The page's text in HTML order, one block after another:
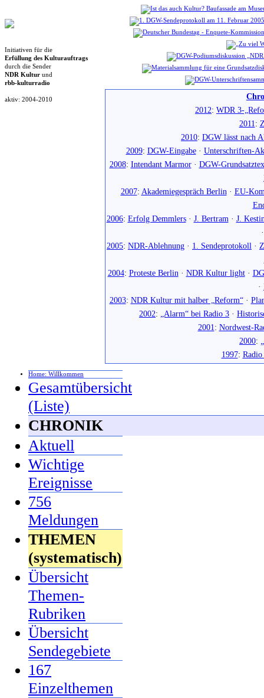
Initiativen für die
Erfüllung des Kulturauftrags
durch die Sender
NDR Kultur und
rbb-kulturradio
aktiv: 2004-2010
2012: WDR 3-
2011:
2010: DGW lässt nach
2009: DGW-Eingabe· Unterschriften-
2008: Intendant Marmor· DGW-
2007: Akademiegespräch Berlin · EU-
2006: Erfolg Demmlers· J. Bertram · J.
2005: NDR-Ablehnung · 1. Sendeprotokoll ·
2004: Proteste Berlin · NDR Kultur light·
·
2003: NDR Kultur mit halber „Reform“·
2002: „Alarm“ bei Radio 3 ·
2001: Nordwest-
2000:
1997:
Home: Willkommen
Gesamtübersicht
(Liste)
CHRONIK
Aktuell
Wichtige
Ereignisse
756
Meldungen
THEMEN
(systematisch)
Übersicht
Themen-
Rubriken
Übersicht
Sendegebiete
167
Einzelthemen